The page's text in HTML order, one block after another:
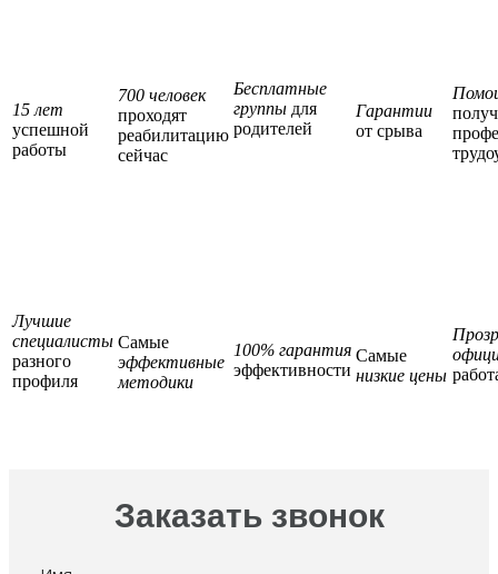
15 лет
успешной
работы
700 человек
проходят
реабилитацию
сейчас
Бесплатные
группы для
родителей
Гарантии
от срыва
Лучшие
специалисты
разного
профиля
Самые
эффективные
методики
100% гарантия
эффективности
Самые
низкие цены